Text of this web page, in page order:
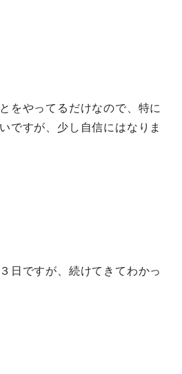
をやってるだけなので、特に
ですが、少し自信にはなりま
日ですが、続けてきてわかっ